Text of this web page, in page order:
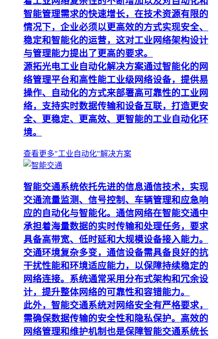
智能管理需求的快速增长，在技术资源有限的
情况下，企业必须以更高效的方式实现安全、
稳定和智能化的运营，这对工业网络架构设计
与管理能力提出了更高的要求。
源拓光电工业自动化解决方案通过智能化的网
络管理平台和高性能工业级网络设备，提供易
操作、自动化的方式来部署高可靠性的工业网
络，支持实时数据传输和设备互联，打造更安
全、更稳定、更高效、更智能的工业自动化环
境。
查看更多"工业自动化"解决方案
智能交通系统依托先进的信息通信技术，实现
交通流量监测、信号控制、车辆管理和应急响
应的自动化与智能化。通信网络在智能交通中
承担着海量数据的实时传输和处理任务，要求
具备高带宽、低时延和大规模设备接入能力。
交通环境复杂多变，通信设备需具备良好的抗
干扰性能和环境适应能力，以保障持续稳定的
网络连接。系统通常采用分布式架构和冗余设
计，提升整体网络的可靠性和容错能力。
此外，智能交通系统对网络安全有严格要求，
需确保数据传输的安全性和隐私保护。高效的
网络管理和维护机制也是保障智能交通系统长